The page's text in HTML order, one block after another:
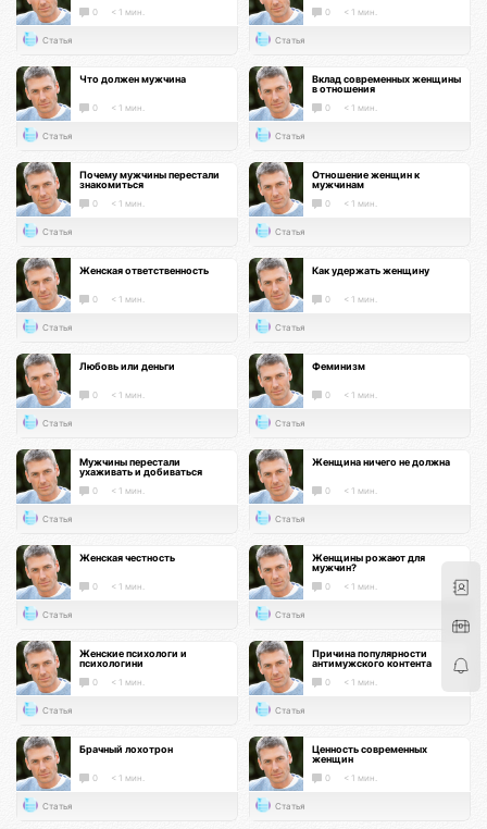
0 < 1 мин.
Статья
0 < 1 мин.
Статья
Что должен мужчина
0 < 1 мин.
Статья
Вклад современных женщины
в отношения
0 < 1 мин.
Статья
Почему мужчины перестали
знакомиться
0 < 1 мин.
Статья
Отношение женщин к
мужчинам
0 < 1 мин.
Статья
Женская ответственность
0 < 1 мин.
Статья
Как удержать женщину
0 < 1 мин.
Статья
Любовь или деньги
0 < 1 мин.
Статья
Феминизм
0 < 1 мин.
Статья
Мужчины перестали
ухаживать и добиваться
0 < 1 мин.
Статья
Женщина ничего не должна
0 < 1 мин.
Статья
Женская честность
0 < 1 мин.
Статья
Женщины рожают для
мужчин?
0 < 1 мин.
Статья
Женские психологи и
психологини
0 < 1 мин.
Статья
Причина популярности
антимужского контента
0 < 1 мин.
Статья
Брачный лохотрон
0 < 1 мин.
Статья
Ценность современных
женщин
0 < 1 мин.
Статья